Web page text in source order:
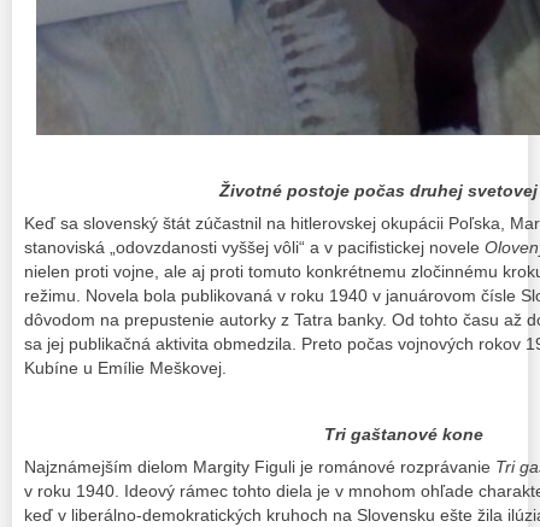
Životné postoje počas druhej
Keď sa slovenský štát zúčastnil na hitlerovskej okupácii Poľska,
stanoviská „odovzdanosti vyššej vôli“ a v pacifistickej novele
nielen proti vojne, ale aj proti tomuto konkrétnemu zločinnému
režimu. Novela bola publikovaná v roku 1940 v januárovom čísle
dôvodom na prepustenie autorky z Tatra banky. Od tohto času až
sa jej publikačná aktivita obmedzila. Preto počas vojnových rokov
Kubíne u Emílie Meškovej.
Tri gaštanové kone
Najznámejším dielom Margity Figuli je románové rozprávanie Tri
v roku 1940. Ideový rámec tohto diela je v mnohom ohľade
keď v liberálno-demokratických kruhoch na Slovensku ešte žila